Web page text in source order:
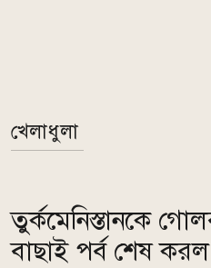
খেলাধুলা
তুর্কমেনিস্তানকে
বাছাই পর্ব শেষ